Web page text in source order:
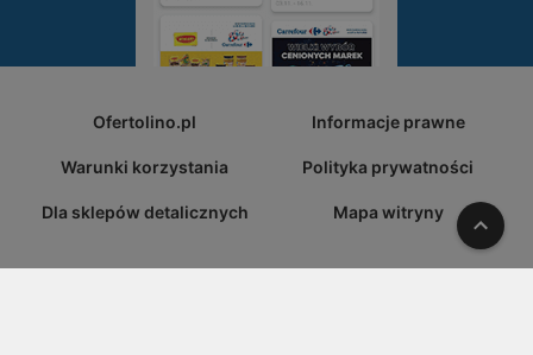
Ofertolino.pl Informacje prawne
Warunki korzystania Polityka prywatności
Dla sklepów detalicznych Mapa witryny W